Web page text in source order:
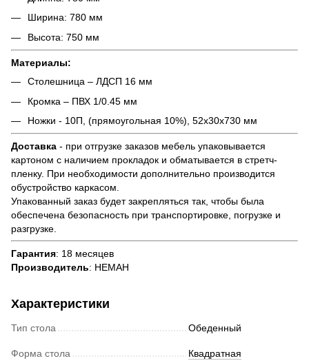
Ширина: 780 мм
Высота: 750 мм
Материалы:
Столешница – ЛДСП 16 мм
Кромка – ПВХ 1/0.45 мм
Ножки - 10П, (прямоугольная 10%), 52х30х730 мм
Доставка - при отгрузке заказов мебель упаковывается
картоном с наличием прокладок и обматывается в стретч-
пленку. При необходимости дополнительно производится
обустройство каркасом.
Упакованный заказ будет закрепляться так, чтобы была
обеспечена безопасность при транспортировке, погрузке и
разгрузке.
Гарантия: 18 месяцев
Производитель: НЕМАН
Характеристики
Тип стола Обеденный
Форма стола Квадратная